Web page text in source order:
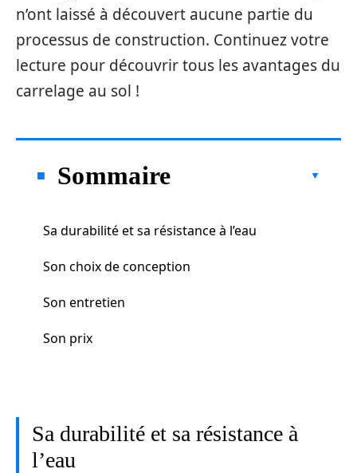
n’ont laissé à découvert aucune partie du
processus de construction. Continuez votre
lecture pour découvrir tous les avantages du
carrelage au sol !
Sommaire
Sa durabilité et sa résistance à l’eau
Son choix de conception
Son entretien
Son prix
Sa durabilité et sa résistance à
l’eau